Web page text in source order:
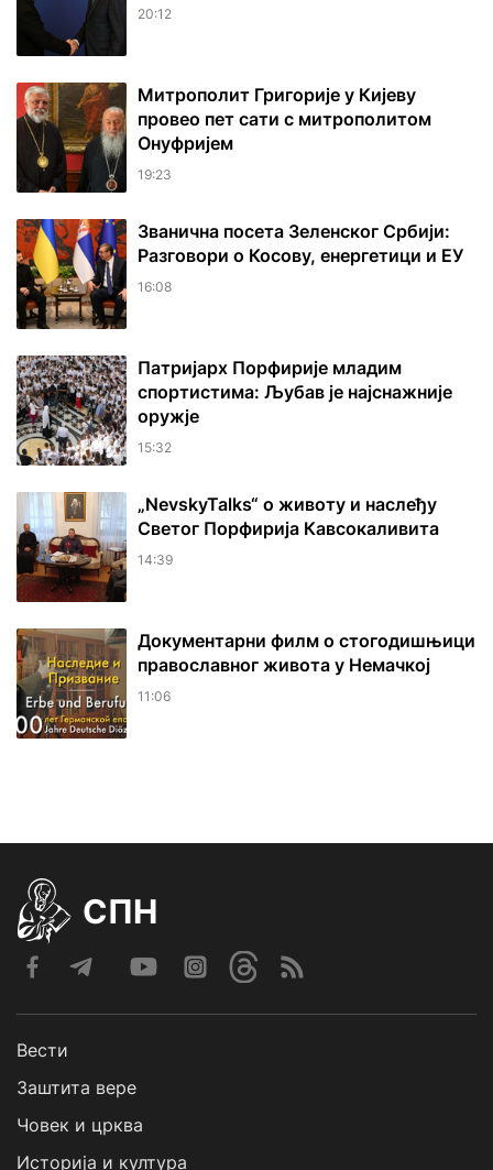
20:12
Митрополит Григорије у Кијеву
провео пет сати с митрополитом
Онуфријем
19:23
Званична посета Зеленског Србији:
Разговори о Косову, енергетици и ЕУ
16:08
Патријарх Порфирије младим
спортистима: Љубав је најснажније
оружје
15:32
„NevskyTalks“ о животу и наслеђу
Светог Порфирија Кавсокаливита
14:39
Документарни филм о стогодишњици
православног живота у Немачкој
11:06
СПН
Вести
Заштита вере
Човек и црква
Историја и култура